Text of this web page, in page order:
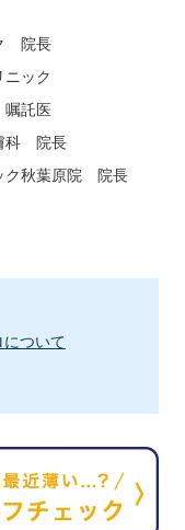
院長
ニック
託医
科 院長
ク秋葉原院 院長
ついて